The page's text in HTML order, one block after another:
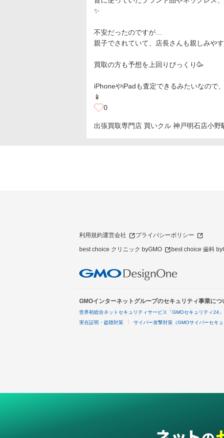
✨
不安だったのですが…
親子でされていて、店長さんも親しみや
買取の方も予想を上回りびっくり🥳
iPhoneやiPadも査定できるみたいなので
📱
0
出張買取専門店 買いクル 神戸明石店小野
利用規約運営会社 プライバシーポリシー
best choice クリニック byGMO best choice 歯科
GMOインターネットグループのセキュリティ事業につ
世界初総合ネットセキュリティサービス「GMOセキュリティ24」
実在証明・盗聴対策 サイバー攻撃対策（GMOサイバーセキュ